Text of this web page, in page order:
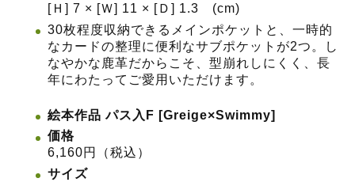
[Ｈ] 7 × [Ｗ] 11 × [Ｄ] 1.3 (cm)
30枚程度収納できるメインポケットと、一時的
なカードの整理に便利なサブポケットが2つ。し
なやかな鹿革だからこそ、型崩れしにくく、長
年にわたってご愛用いただけます。
絵本作品 パス入F [Greige×Swimmy]
価格
6,160円（税込）
サイズ